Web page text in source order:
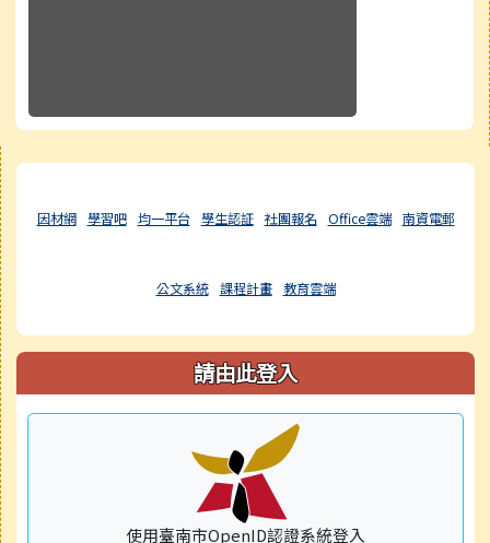
右邊區域內容
因材網 學習吧 均一平台 學生認証 社團報名 Office雲端 南資電郵
公文系統 課程計畫 教育雲端
請由此登入
使用臺南市OpenID認證系統登入